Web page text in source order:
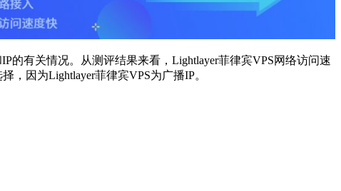
的有关情况。从测评结果来看，Lightlayer菲律宾VPS网络访问速
因为Lightlayer菲律宾VPS为广播IP。